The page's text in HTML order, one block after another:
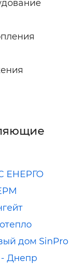
ЕНЕРГО
дом SinPro
- Днепр